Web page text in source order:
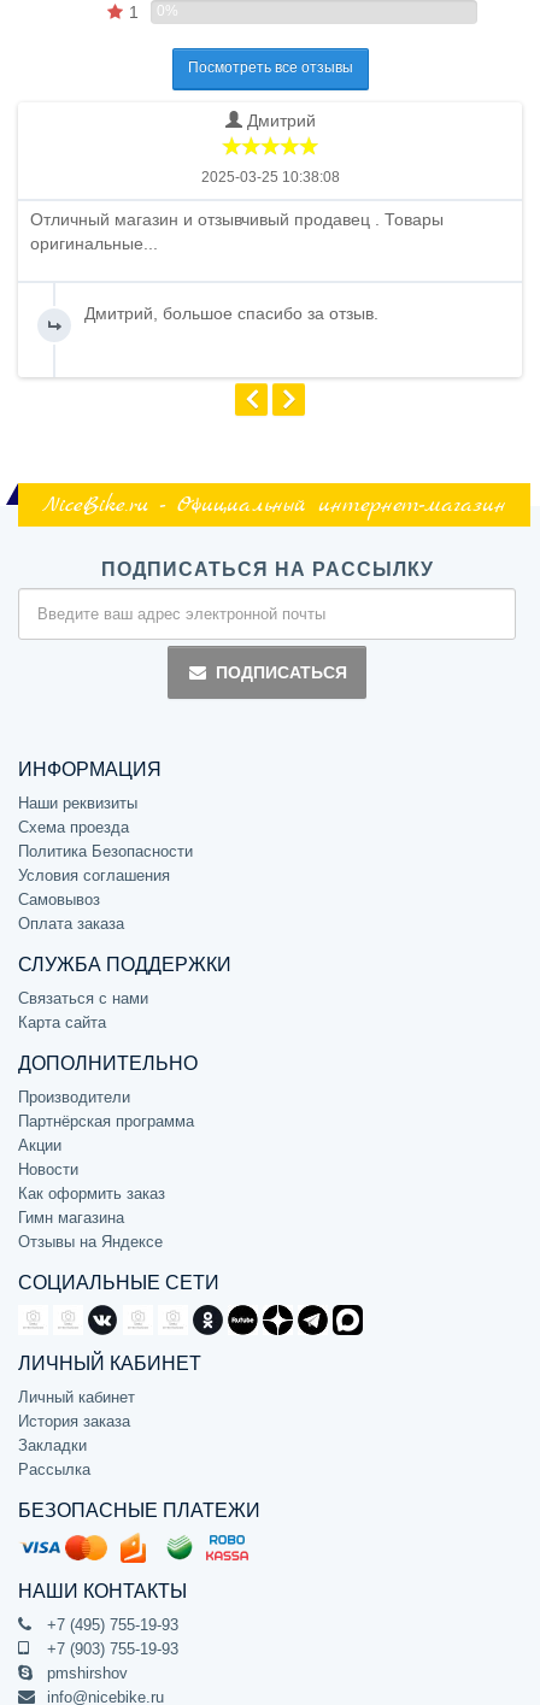
1 0%
Посмотреть все отзывы
Дмитрий
2025-03-25 10:38:08
Отличный магазин и отзывчивый продавец . Товары
оригинальные...
Дмитрий, большое спасибо за отзыв.
NiceBike.ru - Официальный интернет-магазин
ПОДПИСАТЬСЯ НА РАССЫЛКУ
ПОДПИСАТЬСЯ
ИНФОРМАЦИЯ
Наши реквизиты
Схема проезда
Политика Безопасности
Условия соглашения
Самовывоз
Оплата заказа
СЛУЖБА ПОДДЕРЖКИ
Связаться с нами
Карта сайта
ДОПОЛНИТЕЛЬНО
Производители
Партнёрская программа
Акции
Новости
Как оформить заказ
Гимн магазина
Отзывы на Яндексе
СОЦИАЛЬНЫЕ СЕТИ
ЛИЧНЫЙ КАБИНЕТ
Личный кабинет
История заказа
Закладки
Рассылка
БЕЗОПАСНЫЕ ПЛАТЕЖИ
НАШИ КОНТАКТЫ
+7 (495) 755-19-93
+7 (903) 755-19-93
pmshirshov
info@nicebike.ru